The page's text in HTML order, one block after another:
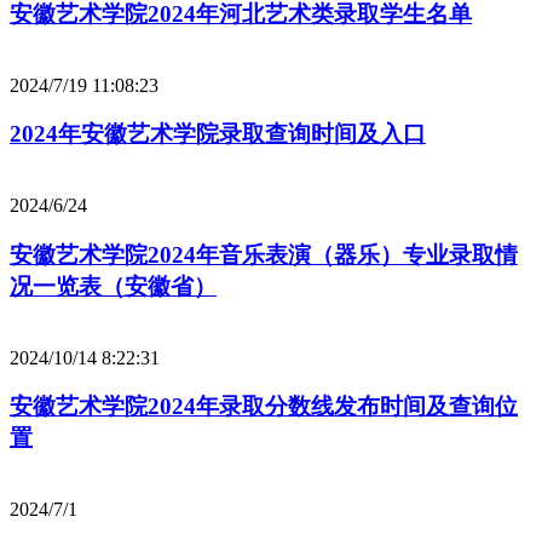
安徽艺术学院2024年河北艺术类录取学生名单
2024/7/19 11:08:23
2024年安徽艺术学院录取查询时间及入口
2024/6/24
安徽艺术学院2024年音乐表演（器乐）专业录取情
况一览表（安徽省）
2024/10/14 8:22:31
安徽艺术学院2024年录取分数线发布时间及查询位
置
2024/7/1